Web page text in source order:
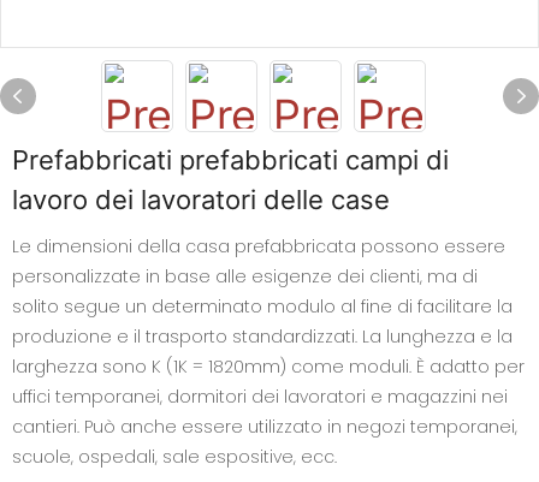
Prefabbricati prefabbricati campi di
lavoro dei lavoratori delle case
Le dimensioni della casa prefabbricata possono essere
personalizzate in base alle esigenze dei clienti, ma di
solito segue un determinato modulo al fine di facilitare la
produzione e il trasporto standardizzati. La lunghezza e la
larghezza sono K (1K = 1820mm) come moduli. È adatto per
uffici temporanei, dormitori dei lavoratori e magazzini nei
cantieri. Può anche essere utilizzato in negozi temporanei,
scuole, ospedali, sale espositive, ecc.